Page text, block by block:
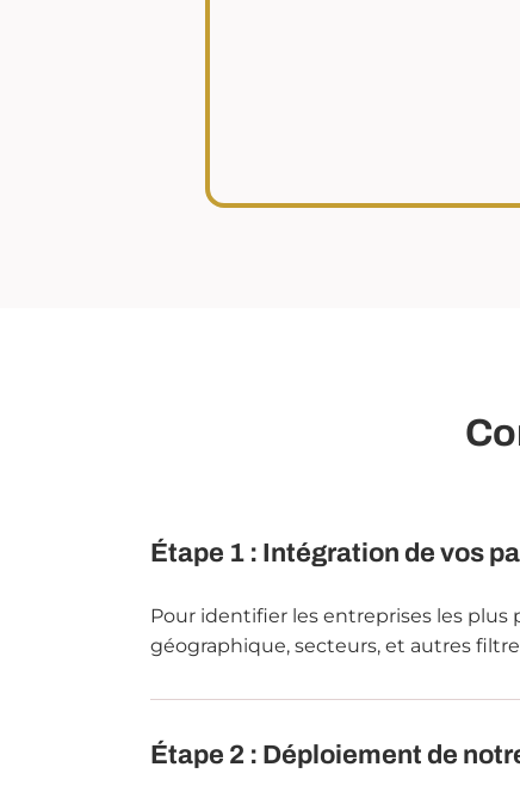
Étape 1 : Intégration de vos
Pour identifier les entreprises les plus
géographique, secteurs, et autres
Étape 2 : Déploiement de